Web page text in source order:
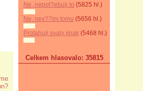
Ne, nepot?ebuji to (5825 hl.)
Ne, nev??ím tomu (5656 hl.)
Protahuji svaly jinak (5468 hl.)
Celkem hlasovalo: 35815